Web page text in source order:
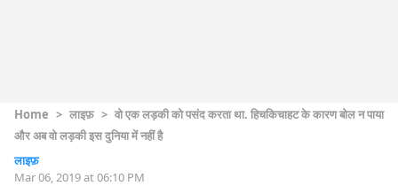
Home > लाइफ़ > वो एक लड़की को पसंद करता था. हिचकिचाहट के कारण बोल न पाया
और अब वो लड़की इस दुनिया में नहीं है
लाइफ़
Mar 06, 2019 at 06:10 PM